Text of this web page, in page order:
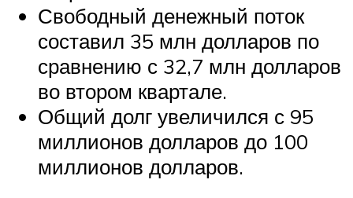
Свободный денежный поток
составил 35 млн долларов по
сравнению с 32,7 млн ​​долларов
во втором квартале.
Общий долг увеличился с 95
миллионов долларов до 100
миллионов долларов.